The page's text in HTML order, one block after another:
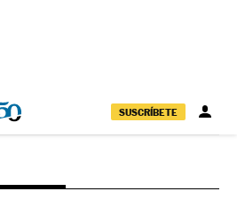
SUSCRÍBETE